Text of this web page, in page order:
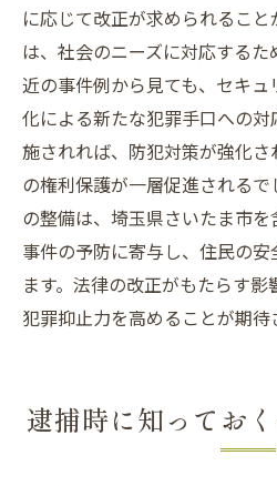
に応じて改正が求められるこ
は、社会のニーズに対応する
近の事件例から見ても、セキ
化による新たな犯罪手口への
施されれば、防犯対策が強化
の権利保護が一層促進される
の整備は、埼玉県さいたま市
事件の予防に寄与し、住民の
ます。法律の改正がもたらす
犯罪抑止力を高めることが期待
逮捕時に知ってお